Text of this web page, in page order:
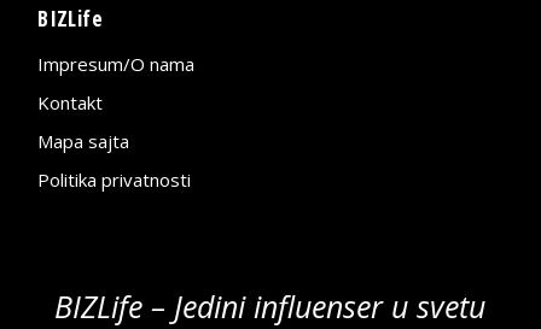
BIZLife
Impresum/O nama
Kontakt
Mapa sajta
Politika privatnosti
BIZLife – Jedini influenser u svetu